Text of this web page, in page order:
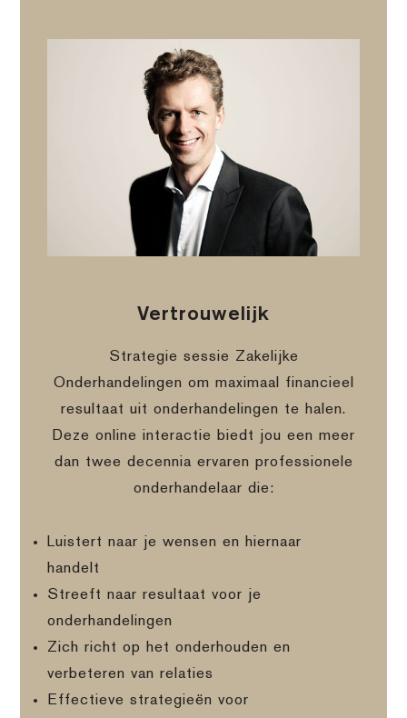
Vertrouwelijk
Strategie sessie Zakelijke
Onderhandelingen om maximaal financieel
resultaat uit onderhandelingen te halen.
Deze online interactie biedt jou een meer
dan twee decennia ervaren professionele
onderhandelaar die:
Luistert naar je wensen en hiernaar
handelt
Streeft naar resultaat voor je
onderhandelingen
Zich richt op het onderhouden en
verbeteren van relaties
Effectieve strategieën voor